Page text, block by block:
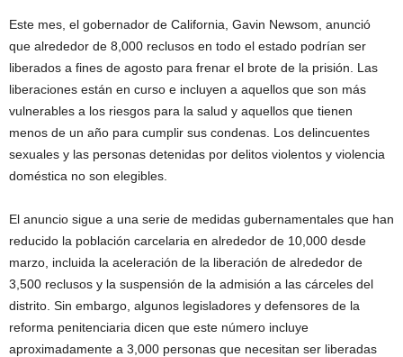
Este mes, el gobernador de California, Gavin Newsom, anunció
que alrededor de 8,000 reclusos en todo el estado podrían ser
liberados a fines de agosto para frenar el brote de la prisión. Las
liberaciones están en curso e incluyen a aquellos que son más
vulnerables a los riesgos para la salud y aquellos que tienen
menos de un año para cumplir sus condenas. Los delincuentes
sexuales y las personas detenidas por delitos violentos y violencia
doméstica no son elegibles.
El anuncio sigue a una serie de medidas gubernamentales que han
reducido la población carcelaria en alrededor de 10,000 desde
marzo, incluida la aceleración de la liberación de alrededor de
3,500 reclusos y la suspensión de la admisión a las cárceles del
distrito. Sin embargo, algunos legisladores y defensores de la
reforma penitenciaria dicen que este número incluye
aproximadamente a 3,000 personas que necesitan ser liberadas